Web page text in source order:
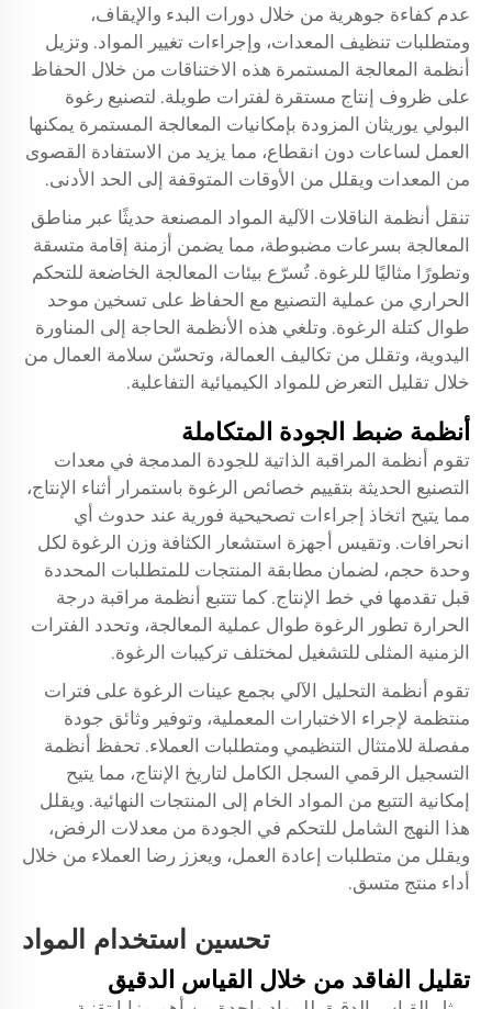
عدم كفاءة جوهرية من خلال دورات البدء والإيقاف،
ومتطلبات تنظيف المعدات، وإجراءات تغيير المواد. وتزيل
أنظمة المعالجة المستمرة هذه الاختناقات من خلال الحفاظ
على ظروف إنتاج مستقرة لفترات طويلة. لتصنيع رغوة
البولي يوريثان المزودة بإمكانيات المعالجة المستمرة يمكنها
العمل لساعات دون انقطاع، مما يزيد من الاستفادة القصوى
من المعدات ويقلل من الأوقات المتوقفة إلى الحد الأدنى.
تنقل أنظمة الناقلات الآلية المواد المصنعة حديثًا عبر مناطق
المعالجة بسرعات مضبوطة، مما يضمن أزمنة إقامة متسقة
وتطورًا مثاليًا للرغوة. تُسرّع بيئات المعالجة الخاضعة للتحكم
الحراري من عملية التصنيع مع الحفاظ على تسخين موحد
طوال كتلة الرغوة. وتلغي هذه الأنظمة الحاجة إلى المناورة
اليدوية، وتقلل من تكاليف العمالة، وتحسّن سلامة العمال من
خلال تقليل التعرض للمواد الكيميائية التفاعلية.
أنظمة ضبط الجودة المتكاملة
تقوم أنظمة المراقبة الذاتية للجودة المدمجة في معدات
التصنيع الحديثة بتقييم خصائص الرغوة باستمرار أثناء الإنتاج،
مما يتيح اتخاذ إجراءات تصحيحية فورية عند حدوث أي
انحرافات. وتقيس أجهزة استشعار الكثافة وزن الرغوة لكل
وحدة حجم، لضمان مطابقة المنتجات للمتطلبات المحددة
قبل تقدمها في خط الإنتاج. كما تتتبع أنظمة مراقبة درجة
الحرارة تطور الرغوة طوال عملية المعالجة، وتحدد الفترات
الزمنية المثلى للتشغيل لمختلف تركيبات الرغوة.
تقوم أنظمة التحليل الآلي بجمع عينات الرغوة على فترات
منتظمة لإجراء الاختبارات المعملية، وتوفير وثائق جودة
مفصلة للامتثال التنظيمي ومتطلبات العملاء. تحفظ أنظمة
التسجيل الرقمي السجل الكامل لتاريخ الإنتاج، مما يتيح
إمكانية التتبع من المواد الخام إلى المنتجات النهائية. ويقلل
هذا النهج الشامل للتحكم في الجودة من معدلات الرفض،
ويقلل من متطلبات إعادة العمل، ويعزز رضا العملاء من خلال
أداء منتج متسق.
تحسين استخدام المواد
تقليل الفاقد من خلال القياس الدقيق